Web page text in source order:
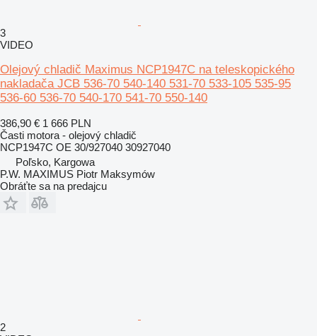
3
VIDEO
Olejový chladič Maximus NCP1947C na teleskopického
nakladača JCB 536-70 540-140 531-70 533-105 535-95
536-60 536-70 540-170 541-70 550-140
386,90 € 1 666 PLN
Časti motora - olejový chladič
NCP1947C OE 30/927040 30927040
Poľsko, Kargowa
P.W. MAXIMUS Piotr Maksymów
Obráťte sa na predajcu
2